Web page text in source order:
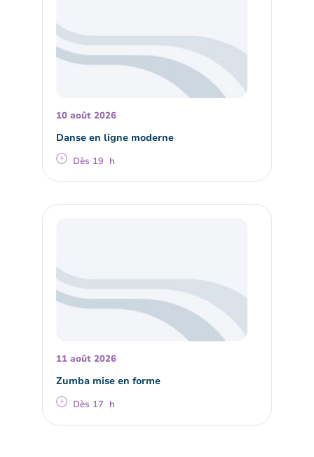
10 août 2026
Danse en ligne moderne
Dès 19 h
11 août 2026
Zumba mise en forme
Dès 17 h